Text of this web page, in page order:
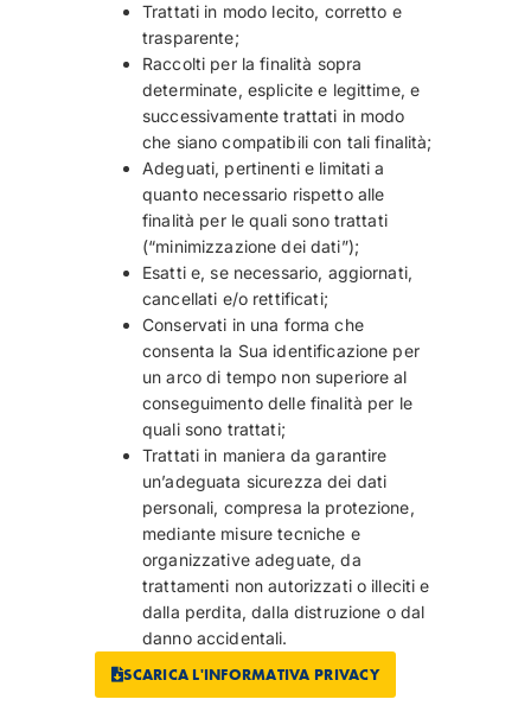
Trattati in modo lecito, corretto e
trasparente;
Raccolti per la finalità sopra
determinate, esplicite e legittime, e
successivamente trattati in modo
che siano compatibili con tali finalità;
Adeguati, pertinenti e limitati a
quanto necessario rispetto alle
finalità per le quali sono trattati
(“minimizzazione dei dati”);
Esatti e, se necessario, aggiornati,
cancellati e/o rettificati;
Conservati in una forma che
consenta la Sua identificazione per
un arco di tempo non superiore al
conseguimento delle finalità per le
quali sono trattati;
Trattati in maniera da garantire
un’adeguata sicurezza dei dati
personali, compresa la protezione,
mediante misure tecniche e
organizzative adeguate, da
trattamenti non autorizzati o illeciti e
dalla perdita, dalla distruzione o dal
danno accidentali.
SCARICA L'INFORMATIVA PRIVACY